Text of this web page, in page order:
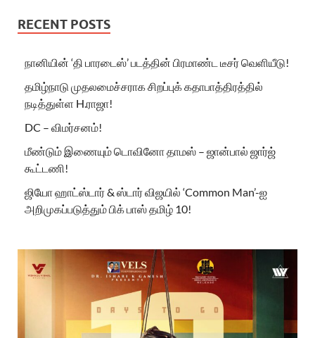
RECENT POSTS
நானியின் ‘தி பாரடைஸ்’ படத்தின் பிரமாண்ட டீசர் வெளியீடு!
தமிழ்நாடு முதலமைச்சராக சிறப்புக் கதாபாத்திரத்தில்
நடித்துள்ள H.ராஜா!
DC – விமர்சனம்!
மீண்டும் இணையும் டொவினோ தாமஸ் – ஜான்பால் ஜார்ஜ்
கூட்டணி!
ஜியோ ஹாட்ஸ்டார் & ஸ்டார் விஜயில் ‘Common Man’-ஐ
அறிமுகப்படுத்தும் பிக் பாஸ் தமிழ் 10!